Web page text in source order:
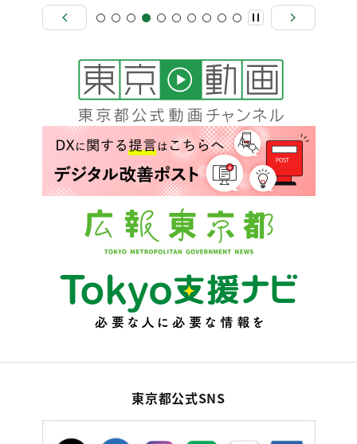
東京都公式SNS